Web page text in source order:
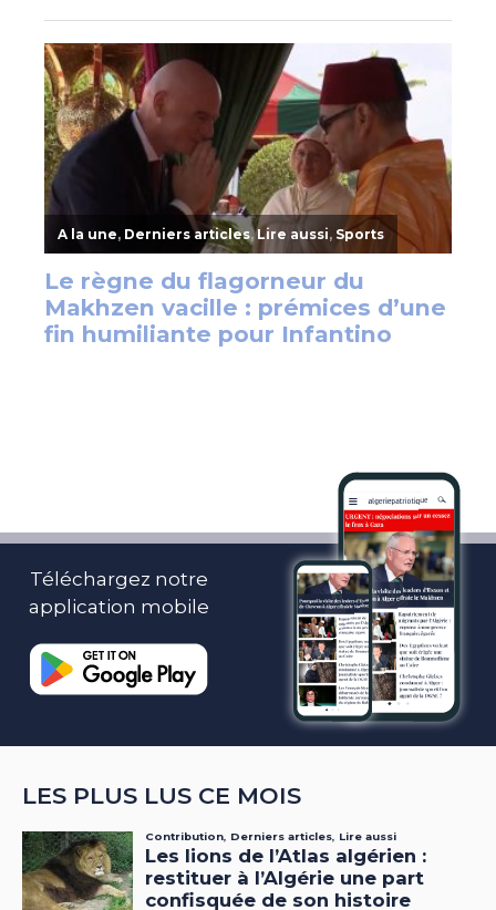
Téléchargez notre
application mobile
LES PLUS LUS CE MOIS